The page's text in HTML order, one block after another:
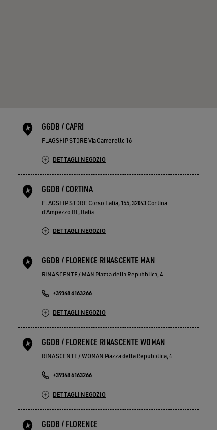
GGDB / CAPRI
FLAGSHIP STORE Via Camerelle 16
DETTAGLI NEGOZIO
GGDB / CORTINA
FLAGSHIP STORE Corso Italia, 155, 32043 Cortina
d'Ampezzo BL, Italia
DETTAGLI NEGOZIO
GGDB / FLORENCE RINASCENTE MAN
RINASCENTE / MAN Piazza della Repubblica, 4
+39348 6163266
DETTAGLI NEGOZIO
GGDB / FLORENCE RINASCENTE WOMAN
RINASCENTE / WOMAN Piazza della Repubblica, 4
+39348 6163266
DETTAGLI NEGOZIO
GGDB / FLORENCE